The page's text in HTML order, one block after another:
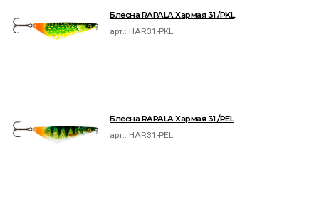
Блесна RAPALA Хармая 31 /PKL
арт.: HAR31-PKL
Блесна RAPALA Хармая 31 /PEL
арт.: HAR31-PEL